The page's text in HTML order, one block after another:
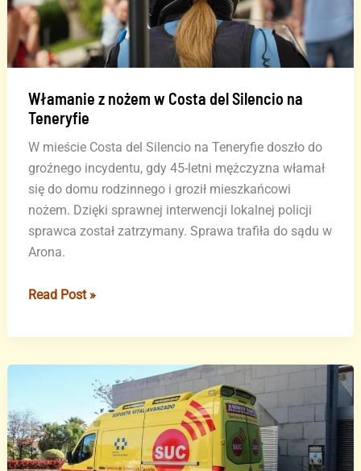
(FILMY)
Włamanie z nożem w Costa del Silencio na
Teneryfie
W mieście Costa del Silencio na Teneryfie doszło do
groźnego incydentu, gdy 45-letni mężczyzna włamał
się do domu rodzinnego i groził mieszkańcowi
nożem. Dzięki sprawnej interwencji lokalnej policji
sprawca został zatrzymany. Sprawa trafiła do sądu w
Arona.
Włamanie
nożem
Silencio
na
Teneryfie
Read Post »